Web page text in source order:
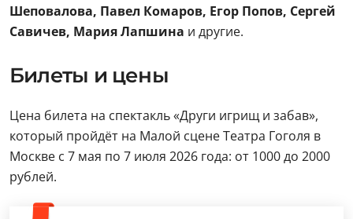
Шеповалова, Павел Комаров, Егор Попов, Сергей
Савичев, Мария Лапшина и другие.
Билеты и цены
Цена билета на спектакль «Други игрищ и забав»,
который пройдёт на Малой сцене Театра Гоголя в
Москве с 7 мая по 7 июля 2026 года: от 1000 до 2000
рублей.